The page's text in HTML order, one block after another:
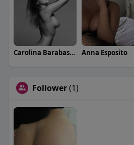
Carolina Barabaschi Anna Esposito
Follower(1)